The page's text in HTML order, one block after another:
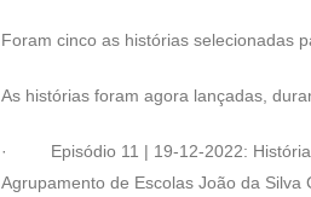
Foram cinco as histórias selecionadas
As histórias foram agora lançadas,
· Episódio 11 | 19-12-2022: História
Agrupamento de Escolas João da Silva